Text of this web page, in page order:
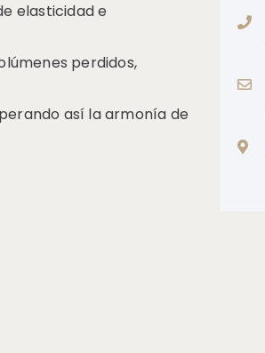
elasticidad e
perdidos,
así la armonía de